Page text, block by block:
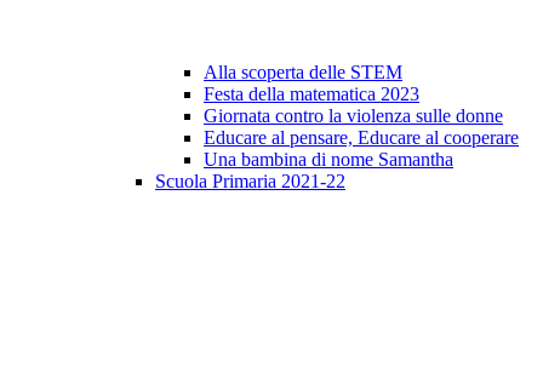
Alla scoperta delle STEM
Festa della matematica 2023
Giornata contro la violenza sulle donne
Educare al pensare, Educare al cooperare
Una bambina di nome Samantha
Scuola Primaria 2021-22